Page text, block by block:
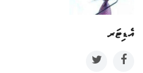
އެޑިޓަރ